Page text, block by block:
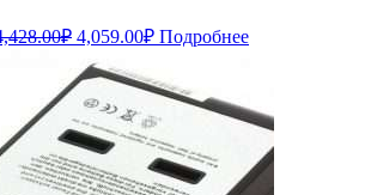
₽ Первоначальная
составляла
4,428.00₽.
4,059.00₽Текущая
4,059.00₽.
Подробнее